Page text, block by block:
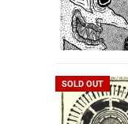
SOLD OUT